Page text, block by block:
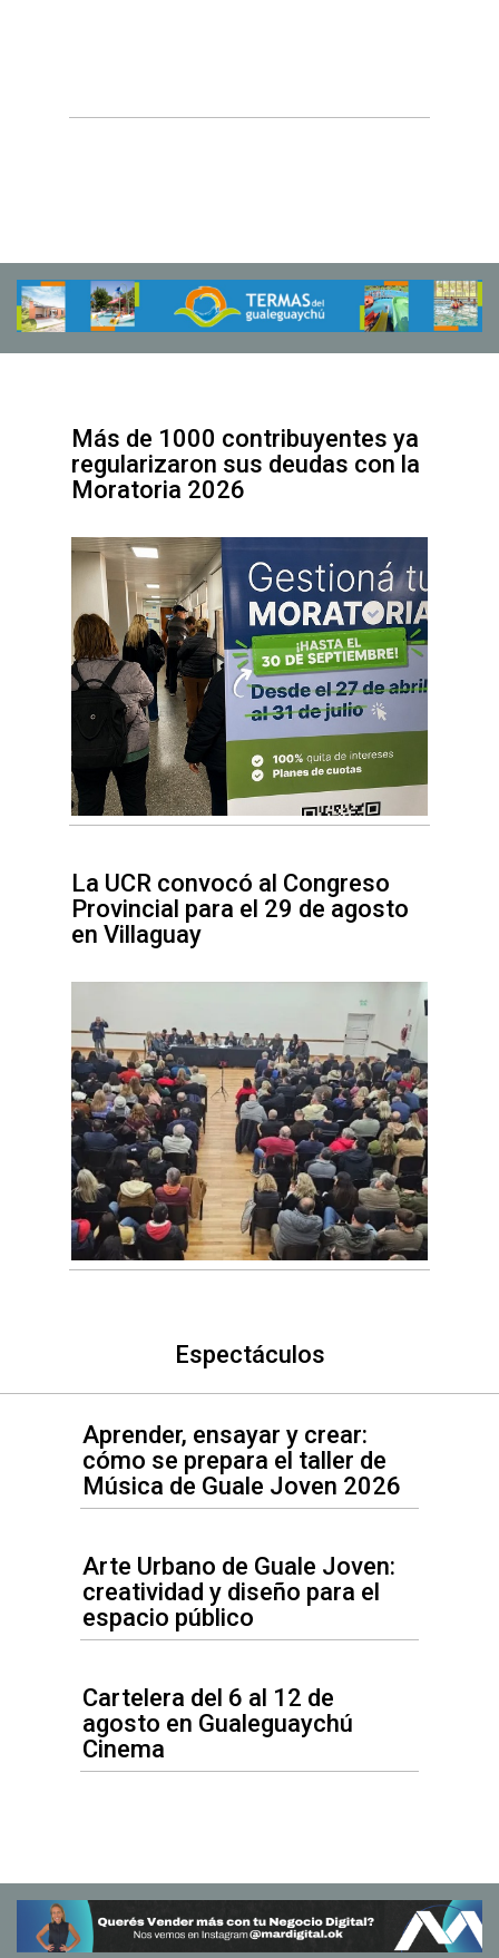
Más de 1000 contribuyentes ya
regularizaron sus deudas con la
Moratoria 2026
La UCR convocó al Congreso
Provincial para el 29 de agosto
en Villaguay
Espectáculos
Aprender, ensayar y crear:
cómo se prepara el taller de
Música de Guale Joven 2026
Arte Urbano de Guale Joven:
creatividad y diseño para el
espacio público
Cartelera del 6 al 12 de
agosto en Gualeguaychú
Cinema